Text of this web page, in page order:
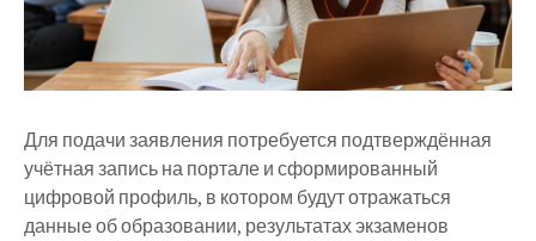
Для подачи заявления потребуется подтверждённая
учётная запись на портале и сформированный
цифровой профиль, в котором будут отражаться
данные об образовании, результатах экзаменов